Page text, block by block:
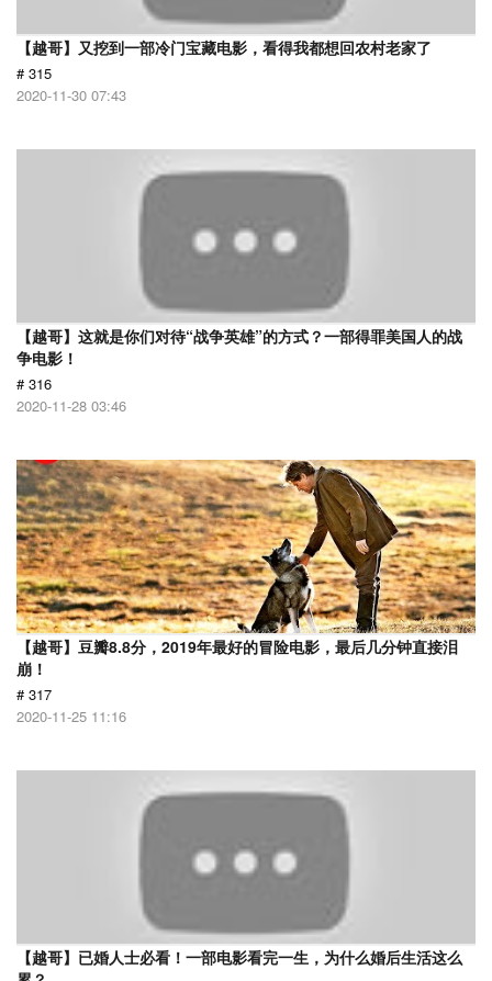
【越哥】又挖到一部冷门宝藏电影，看得我都想回农村老家了
# 315
2020-11-30 07:43
【越哥】这就是你们对待“战争英雄”的方式？一部得罪美国人的战
争电影！
# 316
2020-11-28 03:46
【越哥】豆瓣8.8分，2019年最好的冒险电影，最后几分钟直接泪
崩！
# 317
2020-11-25 11:16
【越哥】已婚人士必看！一部电影看完一生，为什么婚后生活这么